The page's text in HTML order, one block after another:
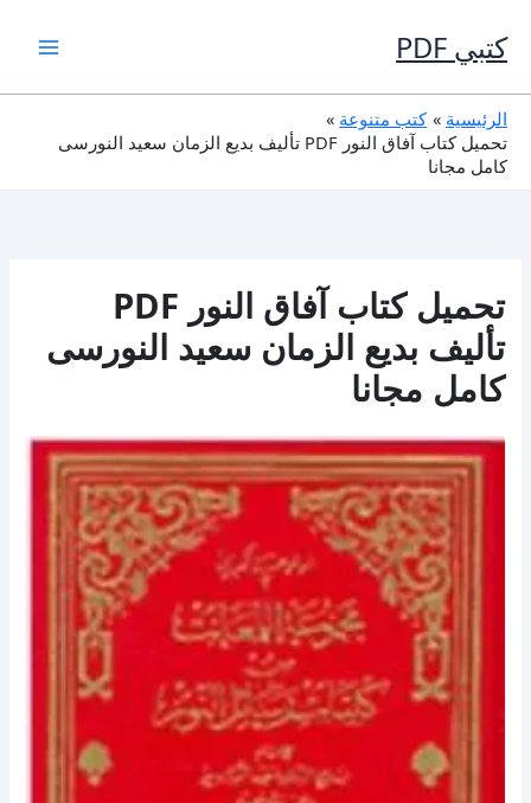
إلى
المحتوى
كتبي PDF
الرئيسية
كتب متنوعة
تحميل كتاب آفاق النور PDF تأليف بديع الزمان سعيد النورسى
كامل مجانا
تحميل كتاب آفاق النور PDF
تأليف بديع الزمان سعيد النورسى
كامل مجانا